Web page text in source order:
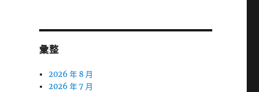
彙整
2026 年 8 月
2026 年 7 月